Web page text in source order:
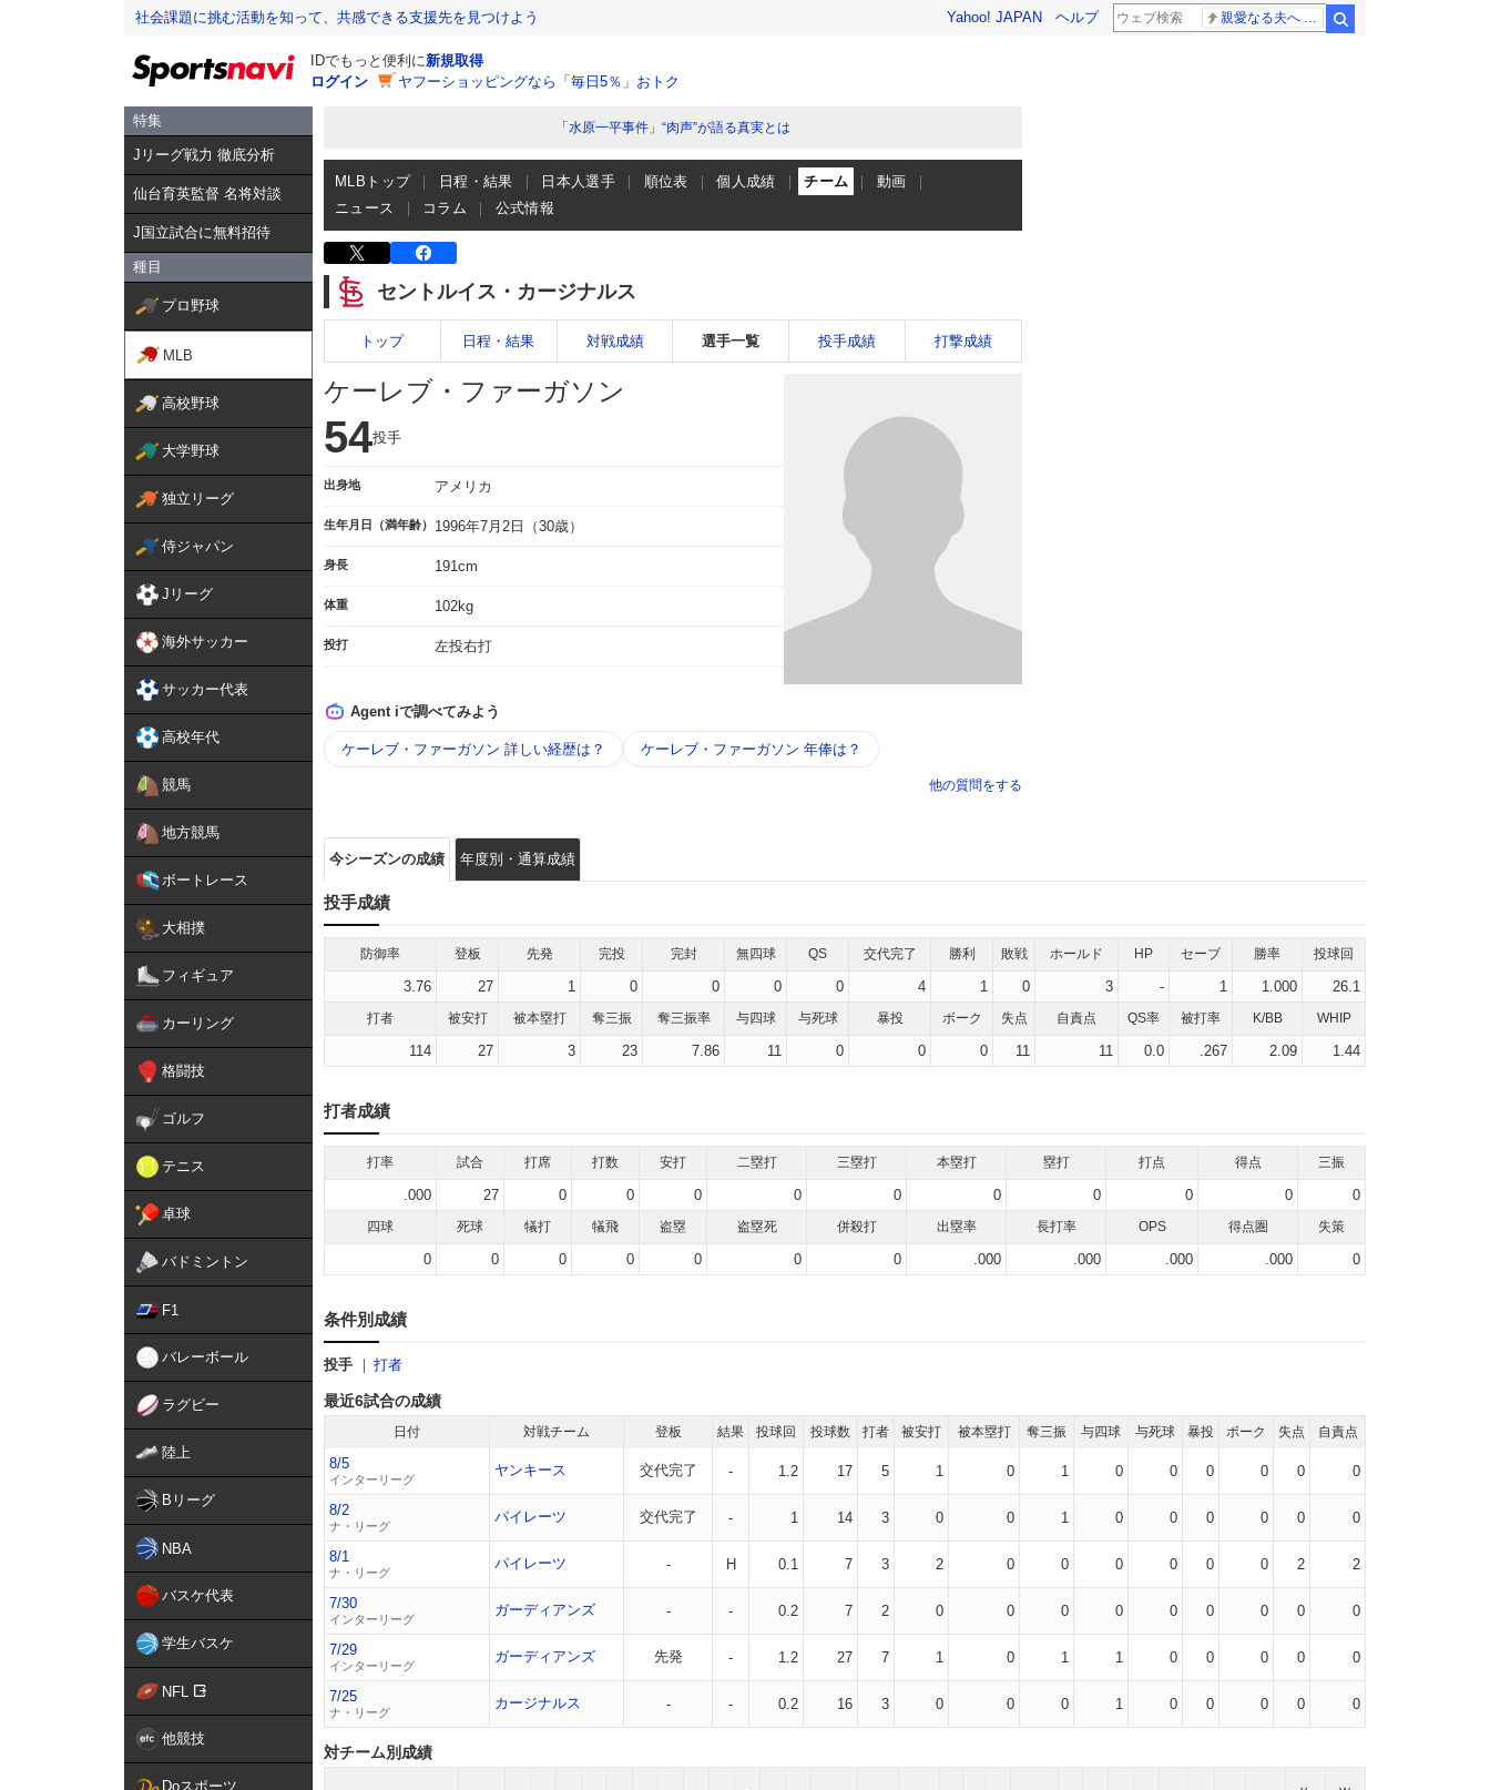
社会課題に挑む活動を知って、共感できる支援先を見つけよう Yahoo! JAPAN ヘルプ
IDでもっと便利に新規取得
ログイン
ヤフーショッピングなら「毎日5％」おトク
特集
Jリーグ戦力 徹底分析
仙台育英監督 名将対談
J国立試合に無料招待
種目
プロ野球
MLB
高校野球
大学野球
独立リーグ
侍ジャパン
Jリーグ
海外サッカー
サッカー代表
高校年代
競馬
地方競馬
ボートレース
大相撲
フィギュア
カーリング
格闘技
ゴルフ
テニス
卓球
バドミントン
F1
バレーボール
ラグビー
陸上
Bリーグ
NBA
バスケ代表
学生バスケ
NFL
他競技
Doスポーツ
「水原一平事件」“肉声”が語る真実とは
MLBトップ 日程・結果 日本人選手 順位表 個人成績 チーム
動画
ニュース
コラム 公式情報
セントルイス・カージナルス
トップ 日程・結果 対戦成績 選手一覧 投手成績 打撃成績
ケーレブ・ファーガソン
54投手
出身地 アメリカ
生年月日（満年齢） 1996年7月2日（30歳）
身長 191cm
体重 102kg
投打 左投右打
Agent iで調べてみよう
ケーレブ・ファーガソン 詳しい​経歴は？ ケーレブ・ファーガソン 年俸は？
他の質問をする
今シーズンの成績 年度別・通算成績
投手成績
防御率 登板 先発 完投 完封 無四球 QS 交代完了 勝利 敗戦 ホールド HP セーブ 勝率 投球回
3.76 27 1 0 0 0 0 4 1 0 3 - 1 1.000 26.1
打者 被安打 被本塁打 奪三振 奪三振率 与四球 与死球 暴投 ボーク 失点 自責点 QS率 被打率 K/BB WHIP
114 27 3 23 7.86 11 0 0 0 11 11 0.0 .267 2.09 1.44
打者成績
打率 試合 打席 打数 安打 二塁打 三塁打 本塁打 塁打 打点 得点 三振
.000 27 0 0 0 0 0 0 0 0 0 0
四球 死球 犠打 犠飛 盗塁 盗塁死 併殺打 出塁率 長打率 OPS 得点圏 失策
0 0 0 0 0 0 0 .000 .000 .000 .000 0
条件別成績
投手 打者
最近6試合の成績
日付 対戦チーム 登板 結果 投球回 投球数 打者 被安打 被本塁打 奪三振 与四球 与死球 暴投 ボーク 失点 自責点
8/5
インターリーグ
ヤンキース 交代完了 - 1.2 17 5 1 0 1 0 0 0 0 0 0
8/2
ナ・リーグ
パイレーツ 交代完了 - 1 14 3 0 0 1 0 0 0 0 0 0
8/1
ナ・リーグ
パイレーツ - H 0.1 7 3 2 0 0 0 0 0 0 2 2
7/30
インターリーグ
ガーディアンズ - - 0.2 7 2 0 0 0 0 0 0 0 0 0
7/29
インターリーグ
ガーディアンズ 先発 - 1.2 27 7 1 0 1 1 0 0 0 0 0
7/25
ナ・リーグ
カージナルス - - 0.2 16 3 0 0 0 1 0 0 0 0 0
対チーム別成績